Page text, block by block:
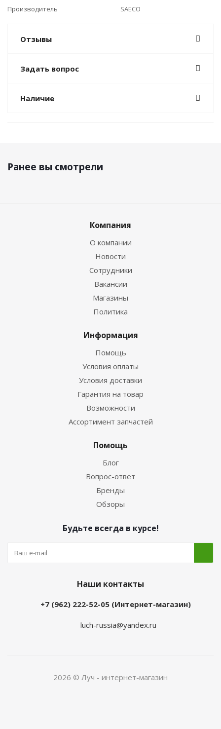
Производитель
SAECO
Отзывы
Задать вопрос
Наличие
Ранее вы смотрели
Компания
О компании
Новости
Сотрудники
Вакансии
Магазины
Политика
Информация
Помощь
Условия оплаты
Условия доставки
Гарантия на товар
Возможности
Ассортимент запчастей
Помощь
Блог
Вопрос-ответ
Бренды
Обзоры
Будьте всегда в курсе!
Наши контакты
+7 (962) 222-52-05 (Интернет-магазин)
luch-russia@yandex.ru
2026 © Луч - интернет-магазин